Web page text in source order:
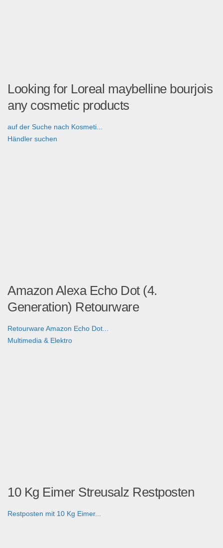
Looking for Loreal maybelline bourjois
any cosmetic products
auf der Suche nach Kosmeti...
Händler suchen
Amazon Alexa Echo Dot (4.
Generation) Retourware
Retourware Amazon Echo Dot...
Multimedia & Elektro
10 Kg Eimer Streusalz Restposten
Restposten mit 10 Kg Eimer...